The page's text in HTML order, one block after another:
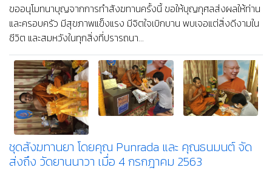
ขออนุโมทนาบุญจากการทำสังฆทานครั้งนี้ ขอให้บุญกุศลส่งผลให้ท่าน
และครอบครัว มีสุขภาพแข็งแรง มีจิตใจเบิกบาน พบเจอแต่สิ่งดีงามใน
ชีวิต และสมหวังในทุกสิ่งที่ปรารถนา...
ชุดสังฆทานยา โดยคุณ Punrada และ คุณธนมนต์ จัด
ส่งถึง วัดยานนาวา เมื่อ 4 กรกฎาคม 2563